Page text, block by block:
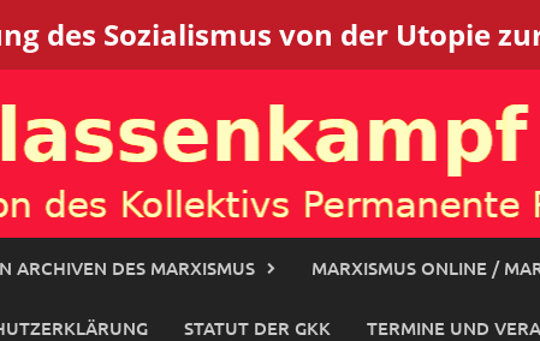
des Sozialismus von der Utopie
ARCHIVEN DES MARXISMUS MARXISMUS ONLINE /
STATUT DER GKK TERMINE UND